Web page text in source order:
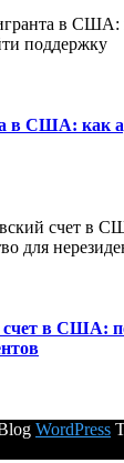
в США: как
счет в США:
WordPress